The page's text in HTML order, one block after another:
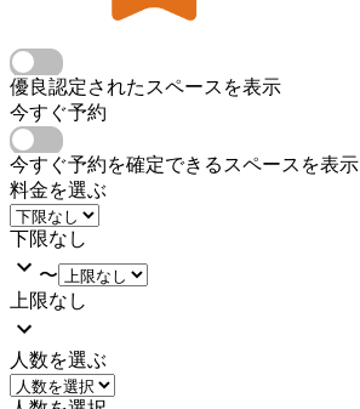
優良認定されたスペースを表示
今すぐ予約
今すぐ予約を確定できるスペースを表示
料金を選ぶ
下限なし
〜
上限なし
人数を選ぶ